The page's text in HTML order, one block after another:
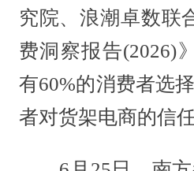
究院、浪潮卓数联
费洞察报告(2026)
有60%的消费者选
者对货架电商的信